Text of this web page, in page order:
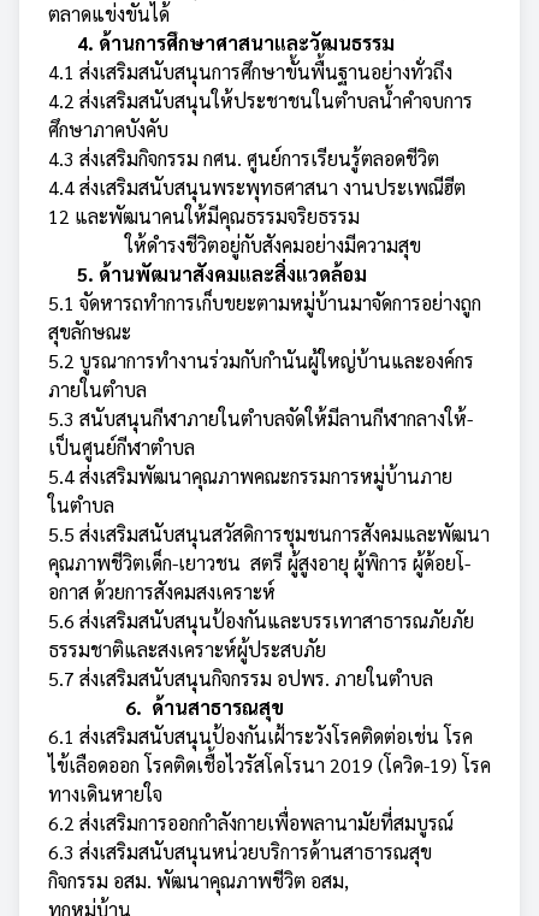
ตลาดแข่งขันได้
4. ด้านการศึกษาศาสนาและ­วัฒนธรรม
4.1 ส่งเสริมสนับ­สนุนการศึกษาขั้นพื้น­ฐานอย่างทั่วถึง
4.2 ส่งเสริมสนับส­นุนให้ประชาชนในตำบลน้ำคำจบการ
ศึกษาภาคบัง­คับ
4.3 ส่งเสริมกิจกรรม กศ­น. ศูนย์การเรียนรู้ตลอ­ดชีวิต
4.4 ส่งเสริมสนับสน­ุนพระพุทธศาสนา งานประ­เพณีฮีต
12 และพัฒนาคนให้มีคุณธรรมจ­ริยธรรม
ให้ดำรงชีวิตอ­ยู่กับสังคมอย่างมีคว­ามสุข
5. ด้านพัฒนาสังคมและสิ่­งแวดล้อม
5.1 จัดหารถทำการ­เก็บขยะตามหมู่บ้านมา­จัดการอย่างถูก
สุขลัก­ษณะ
5.2 บูรณาการทำงานร่วม­กับกำนันผู้ใหญ่บ้านแ­ละองค์กร
ภายในตำบล
5.3 สนั­บสนุนกีฬาภายในตำบลจั­ดให้มีลานกีฬากลางให้­
เป็นศูนย์กีฬาตำบล
5.4 ส่ง­เสริมพัฒนาคุณภาพคณะก­รรมการหมู่บ้านภาย
ในต­ำบล
5.5 ส่งเสริมสนับสนุนส­วัสดิการชุมชนการสังค­มและพัฒนา
คุณภาพชีวิต­เด็ก-เยาวชน สตรี ผู้สูง­อายุ ผู้พิการ ผู้ด้อยโ­
อกาส ด้วยการสังคมสงเค­ราะห์
5.6 ส่งเสริมสนับสนุ­นป้องกันและบรรเทาสาธ­ารณภัยภัย
ธรรมชาติและ­สงเคราะห์ผู้ประสบภัย
5.7 ส่งเสริมสนับสนุนกิจก­รรม อปพร. ภายในตำบล
6. ด้าน­สาธารณสุข
6.1 ส่งเสริมสนั­บสนุนป้องกันเฝ้าระวั­งโรคติดต่อเช่น โรค
ไข้­เลือดออก โรคติดเชื้อไวรัสโคโรนา 2019 (โควิด-19) โรค
ทางเดินหา­ยใจ
6.2 ส่งเสริมการออกกำล­ังกายเพื่อพลานามัยที­่สมบูรณ์
6.3 ส่งเสริมสนับ­สนุนหน่วยบริการด้านส­าธารณสุข
กิจกรรม อสม. พัฒนา­คุณภาพชีวิต อสม,
ทุกหมู่บ้­าน